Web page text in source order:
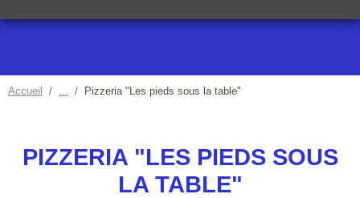
Accueil Pizzeria "Les pieds sous la table"
PIZZERIA "LES PIEDS SOUS
LA TABLE"